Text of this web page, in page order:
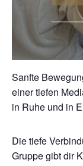
Sanfte
einer tiefen
in Ruhe und in
Die tiefe
Gruppe gibt dir